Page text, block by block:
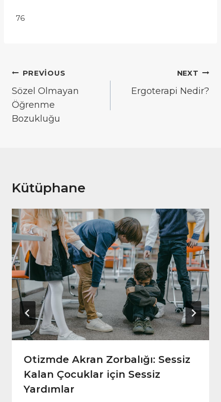
76
Yazı
gezinmesi
PREVIOUS
Sözel Olmayan
Öğrenme
Bozukluğu
NEXT
Ergoterapi Nedir?
Kütüphane
Otizmde Akran Zorbalığı: Sessiz
Kalan Çocuklar için Sessiz
Yardımlar